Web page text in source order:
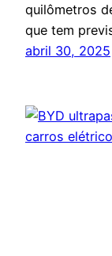
quilômetros
que tem
abril 30, 2025